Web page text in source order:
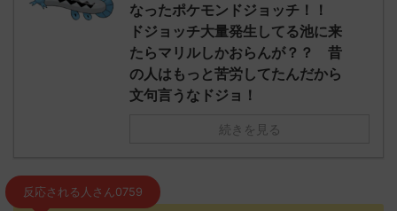
なったポケモンドジョッチ！！
ドジョッチ大量発生してる池に来
たらマリルしかおらんが？？ 昔
の人はもっと苦労してたんだから
文句言うなドジョ！
続きを見る
反応される人さん0759